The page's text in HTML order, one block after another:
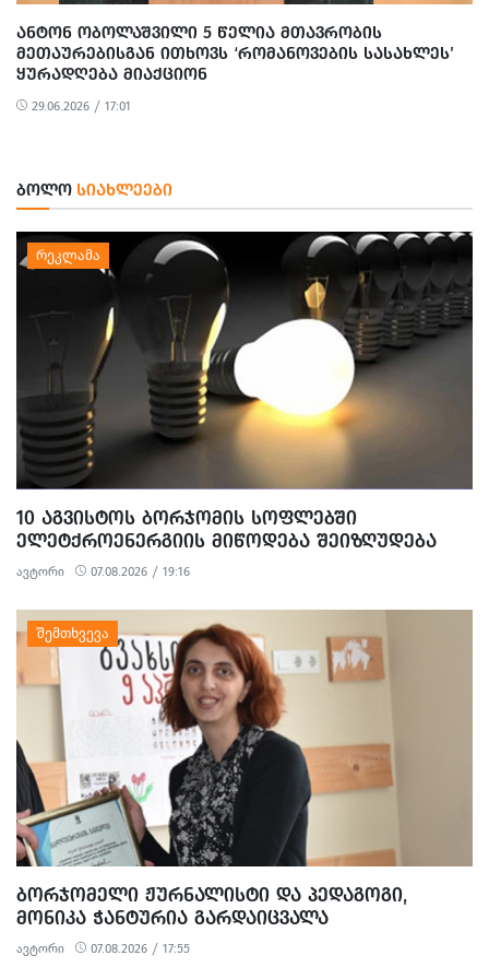
ᲐᲜᲢᲝᲜ ᲝᲑᲝᲚᲐᲨᲕᲘᲚᲘ 5 ᲬᲔᲚᲘᲐ ᲛᲗᲐᲕᲠᲝᲑᲘᲡ
ᲛᲔᲗᲐᲣᲠᲔᲑᲘᲡᲒᲐᲜ ᲘᲗᲮᲝᲕᲡ ‘ᲠᲝᲛᲐᲜᲝᲕᲔᲑᲘᲡ ᲡᲐᲡᲐᲮᲚᲔᲡ’
ᲧᲣᲠᲐᲓᲦᲔᲑᲐ ᲛᲘᲐᲥᲪᲘᲝᲜ
29.06.2026 / 17:01
ᲑᲝᲚᲝ ᲡᲘᲐᲮᲚᲔᲔᲑᲘ
10 ᲐᲒᲕᲘᲡᲢᲝᲡ ᲑᲝᲠᲯᲝᲛᲘᲡ ᲡᲝᲤᲚᲔᲑᲨᲘ
ᲔᲚᲔᲢᲥᲠᲝᲔᲜᲔᲠᲒᲘᲘᲡ ᲛᲘᲬᲝᲓᲔᲑᲐ ᲨᲔᲘᲖᲦᲣᲓᲔᲑᲐ
ავტორი 07.08.2026 / 19:16
ᲑᲝᲠᲯᲝᲛᲔᲚᲘ ᲟᲣᲠᲜᲐᲚᲘᲡᲢᲘ ᲓᲐ ᲞᲔᲓᲐᲒᲝᲒᲘ,
ᲛᲝᲜᲘᲙᲐ ᲭᲐᲜᲢᲣᲠᲘᲐ ᲒᲐᲠᲓᲐᲘᲪᲕᲐᲚᲐ
ავტორი 07.08.2026 / 17:55